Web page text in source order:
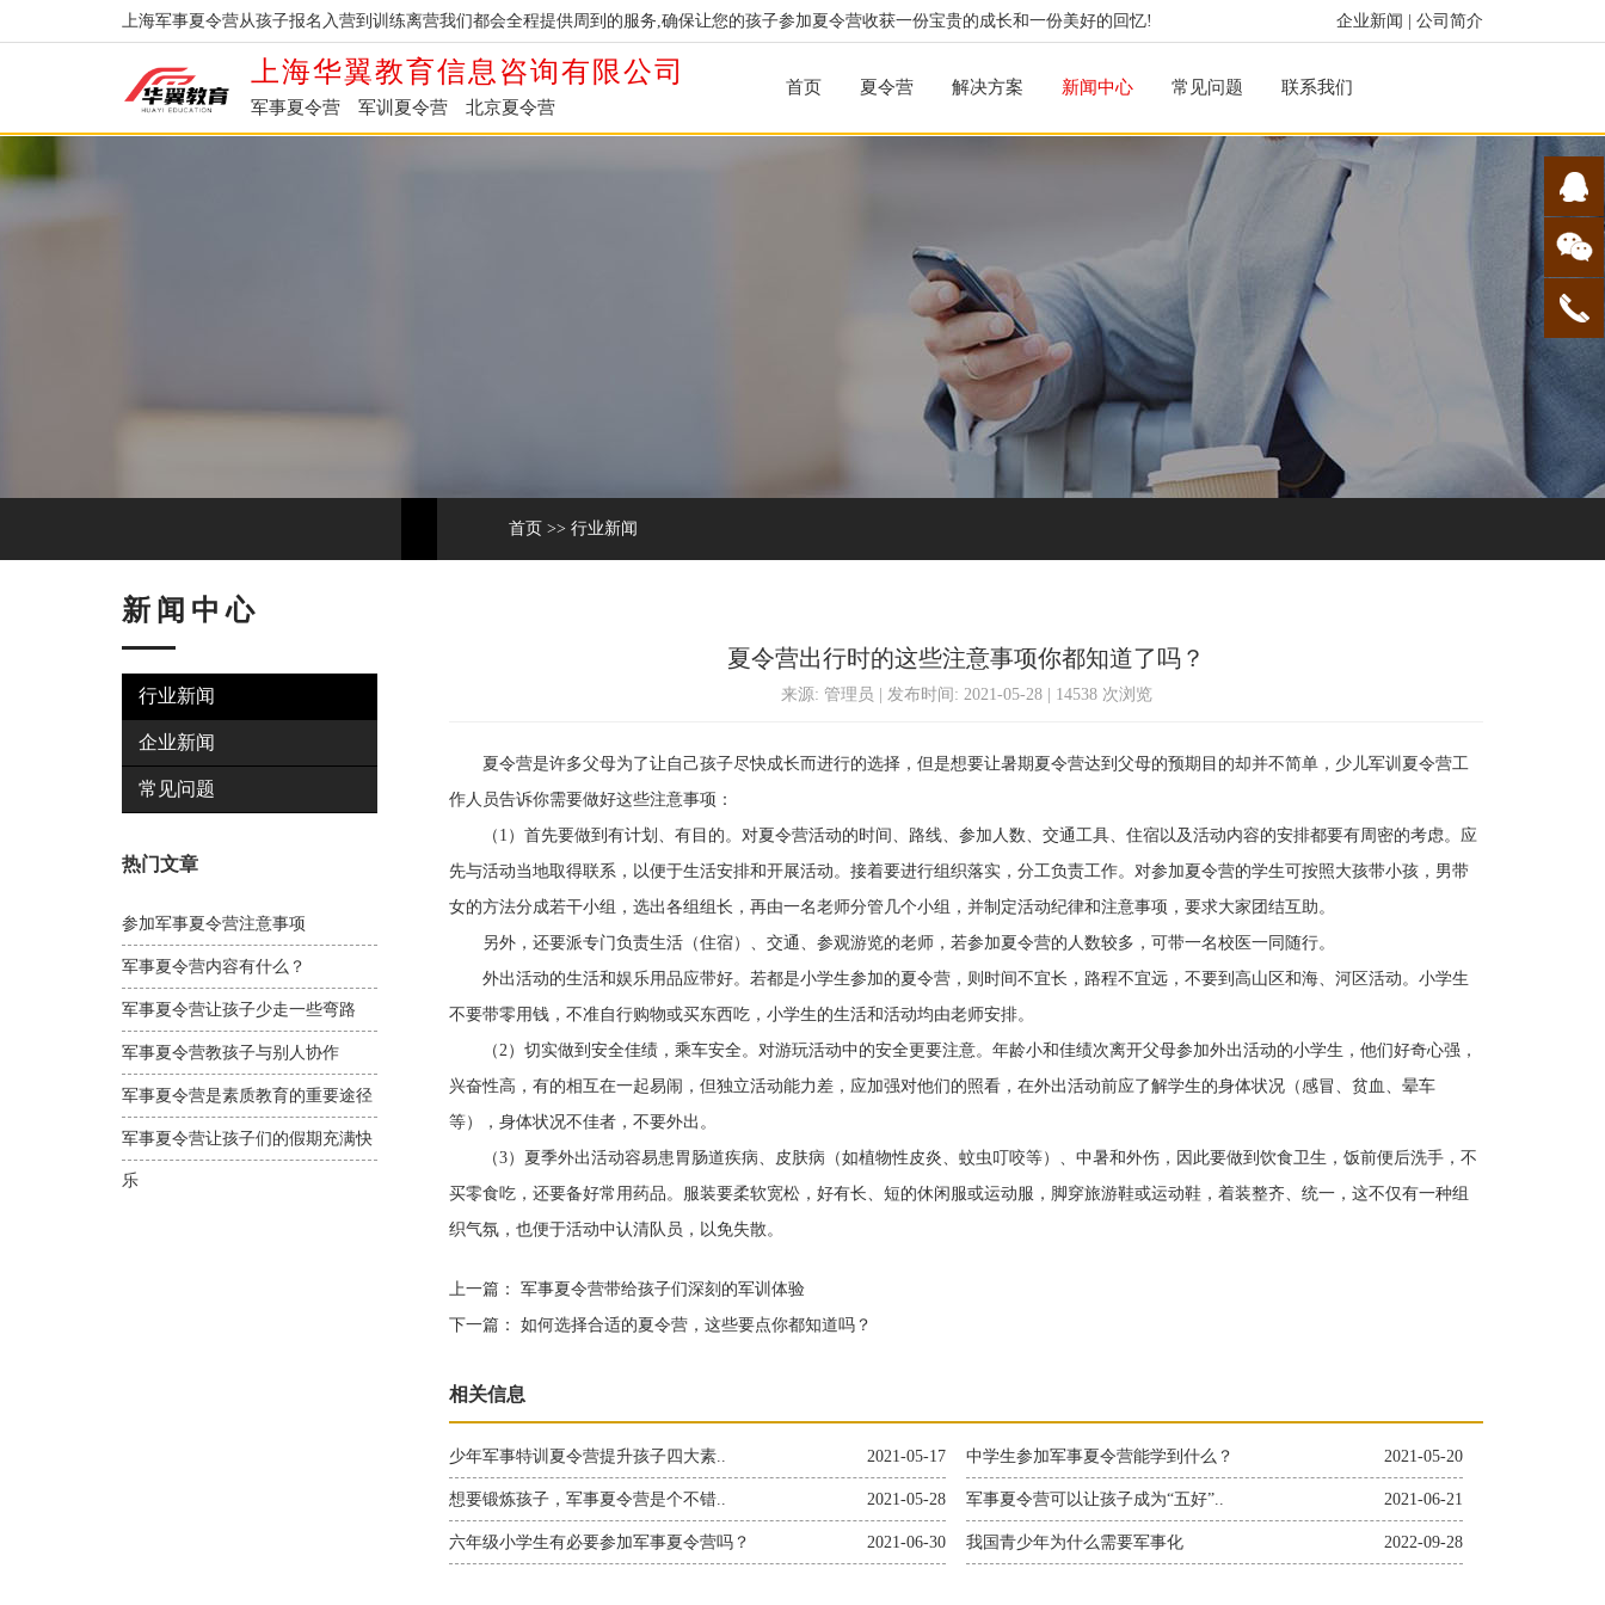
企业新闻 公司简介
上海军事夏令营从孩子报名入营到训练离营我们都会全程提供周到的服务,确保让您的孩子参加夏令营收获一份宝贵的成长和一份美好的回忆!
上海华翼教育信息咨询有限公司
军事夏令营 军训夏令营 北京夏令营
首页 夏令营 解决方案 新闻中心 常见问题 联系我们
首页 >> 行业新闻
新闻中心
行业新闻
企业新闻
常见问题
热门文章
参加军事夏令营注意事项
军事夏令营内容有什么？
军事夏令营让孩子少走一些弯路
军事夏令营教孩子与别人协作
军事夏令营是素质教育的重要途径
军事夏令营让孩子们的假期充满快
乐
夏令营出行时的这些注意事项你都知道了吗？
来源: 管理员 | 发布时间: 2021-05-28 | 14538 次浏览
夏令营是许多父母为了让自己孩子尽快成长而进行的选择，但是想要让暑期夏令营达到父母的预期目的却并不简单，少儿军训夏令营工
作人员告诉你需要做好这些注意事项：
（1）首先要做到有计划、有目的。对夏令营活动的时间、路线、参加人数、交通工具、住宿以及活动内容的安排都要有周密的考虑。应
先与活动当地取得联系，以便于生活安排和开展活动。接着要进行组织落实，分工负责工作。对参加夏令营的学生可按照大孩带小孩，男带
女的方法分成若干小组，选出各组组长，再由一名老师分管几个小组，并制定活动纪律和注意事项，要求大家团结互助。
另外，还要派专门负责生活（住宿）、交通、参观游览的老师，若参加夏令营的人数较多，可带一名校医一同随行。
外出活动的生活和娱乐用品应带好。若都是小学生参加的夏令营，则时间不宜长，路程不宜远，不要到高山区和海、河区活动。小学生
不要带零用钱，不准自行购物或买东西吃，小学生的生活和活动均由老师安排。
（2）切实做到安全佳绩，乘车安全。对游玩活动中的安全更要注意。年龄小和佳绩次离开父母参加外出活动的小学生，他们好奇心强，
兴奋性高，有的相互在一起易闹，但独立活动能力差，应加强对他们的照看，在外出活动前应了解学生的身体状况（感冒、贫血、晕车
等），身体状况不佳者，不要外出。
（3）夏季外出活动容易患胃肠道疾病、皮肤病（如植物性皮炎、蚊虫叮咬等）、中暑和外伤，因此要做到饮食卫生，饭前便后洗手，不
买零食吃，还要备好常用药品。服装要柔软宽松，好有长、短的休闲服或运动服，脚穿旅游鞋或运动鞋，着装整齐、统一，这不仅有一种组
织气氛，也便于活动中认清队员，以免失散。
上一篇：
军事夏令营带给孩子们深刻的军训体验
下一篇：
如何选择合适的夏令营，这些要点你都知道吗？
相关信息
2021-05-17
少年军事特训夏令营提升孩子四大素.. 2021-05-20
中学生参加军事夏令营能学到什么？
2021-05-28
想要锻炼孩子，军事夏令营是个不错.. 2021-06-21
军事夏令营可以让孩子成为“五好”..
2021-06-30
六年级小学生有必要参加军事夏令营吗？ 2022-09-28
我国青少年为什么需要军事化